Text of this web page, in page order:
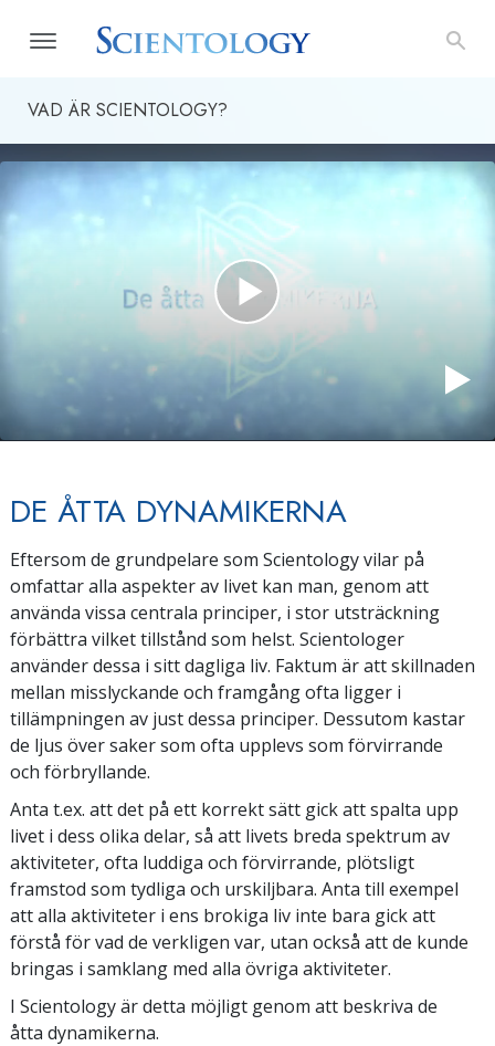
VAD ÄR SCIENTOLOGY?
DE ÅTTA DYNAMIKERNA
Eftersom de grundpelare som Scientology vilar på
omfattar alla aspekter av livet kan man, genom att
använda vissa centrala principer, i stor utsträckning
förbättra vilket tillstånd som helst. Scientologer
använder dessa i sitt dagliga liv. Faktum är att skillnaden
mellan misslyckande och framgång ofta ligger i
tillämpningen av just dessa principer. Dessutom kastar
de ljus över saker som ofta upplevs som förvirrande
och förbryllande.
Anta t.ex. att det på ett korrekt sätt gick att spalta upp
livet i dess olika delar, så att livets breda spektrum av
aktiviteter, ofta luddiga och förvirrande, plötsligt
framstod som tydliga och urskiljbara. Anta till exempel
att alla aktiviteter i ens brokiga liv inte bara gick att
förstå för vad de verkligen var, utan också att de kunde
bringas i samklang med alla övriga aktiviteter.
I Scientology är detta möjligt genom att beskriva de
åtta dynamikerna.